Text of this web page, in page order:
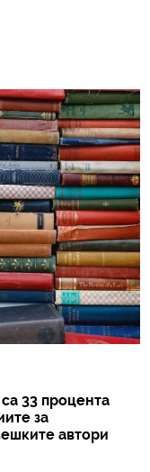
33 процента
за
автори